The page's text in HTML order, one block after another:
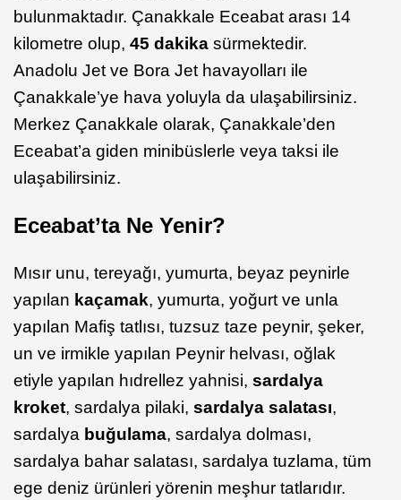
bulunmaktadır. Çanakkale Eceabat arası 14
kilometre olup, 45 dakika sürmektedir.
Anadolu Jet ve Bora Jet havayolları ile
Çanakkale’ye hava yoluyla da ulaşabilirsiniz.
Merkez Çanakkale olarak, Çanakkale’den
Eceabat’a giden minibüslerle veya taksi ile
ulaşabilirsiniz.
Eceabat’ta Ne Yenir?
Mısır unu, tereyağı, yumurta, beyaz peynirle
yapılan kaçamak, yumurta, yoğurt ve unla
yapılan Mafiş tatlısı, tuzsuz taze peynir, şeker,
un ve irmikle yapılan Peynir helvası, oğlak
etiyle yapılan hıdrellez yahnisi, sardalya
kroket, sardalya pilaki, sardalya salatası,
sardalya buğulama, sardalya dolması,
sardalya bahar salatası, sardalya tuzlama, tüm
ege deniz ürünleri yörenin meşhur tatlarıdır.